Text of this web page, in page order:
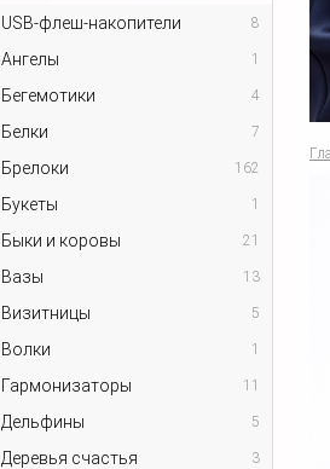
USB-флеш-накопители
8
Ангелы 1
Бегемотики 4
Белки 7
Брелоки 162
Букеты 1
Быки и коровы 21
Вазы 13
Визитницы 5
Волки 1
Гармонизаторы 11
Дельфины 5
Деревья счастья 3